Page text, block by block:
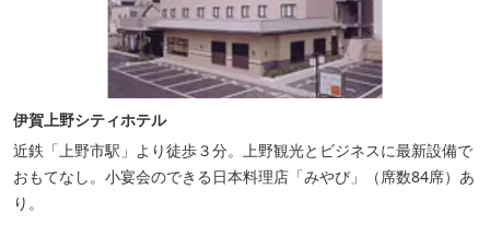
伊賀上野シティホテル
近鉄「上野市駅」より徒歩３分。上野観光とビジネスに最新設備で
おもてなし。小宴会のできる日本料理店「みやび」（席数84席）あ
り。